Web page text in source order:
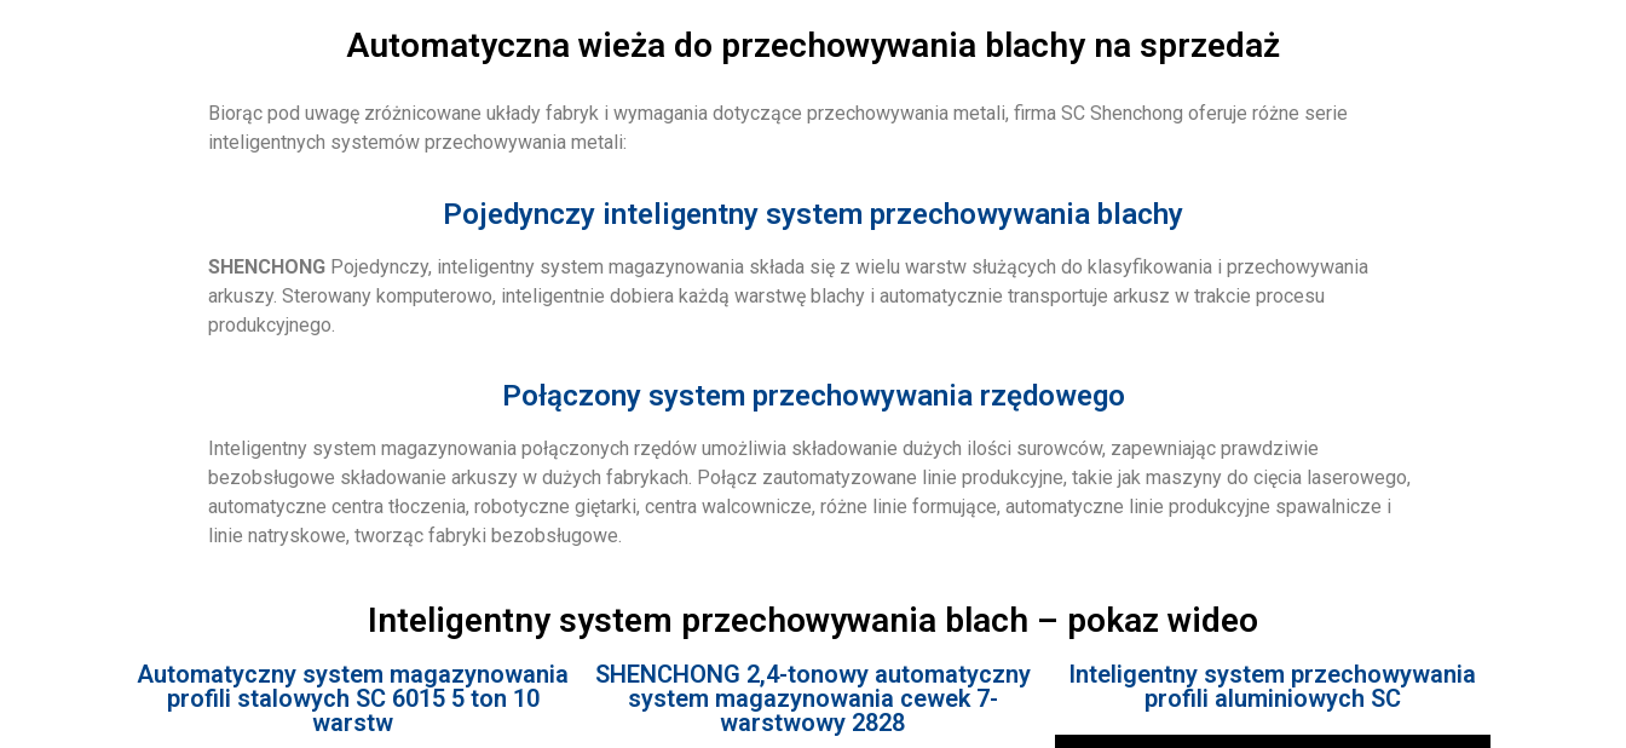
Automatyczna wieża do przechowywania blachy na sprzedaż
Biorąc pod uwagę zróżnicowane układy fabryk i wymagania dotyczące przechowywania metali, firma SC Shenchong oferuje różne serie
inteligentnych systemów przechowywania metali:
Pojedynczy inteligentny system przechowywania blachy
SHENCHONG Pojedynczy, inteligentny system magazynowania składa się z wielu warstw służących do klasyfikowania i przechowywania
arkuszy. Sterowany komputerowo, inteligentnie dobiera każdą warstwę blachy i automatycznie transportuje arkusz w trakcie procesu
produkcyjnego.
Połączony system przechowywania rzędowego
Inteligentny system magazynowania połączonych rzędów umożliwia składowanie dużych ilości surowców, zapewniając prawdziwie
bezobsługowe składowanie arkuszy w dużych fabrykach. Połącz zautomatyzowane linie produkcyjne, takie jak maszyny do cięcia laserowego,
automatyczne centra tłoczenia, robotyczne giętarki, centra walcownicze, różne linie formujące, automatyczne linie produkcyjne spawalnicze i
linie natryskowe, tworząc fabryki bezobsługowe.
Inteligentny system przechowywania blach – pokaz wideo
Automatyczny system magazynowania
profili stalowych SC 6015 5 ton 10
warstw
SHENCHONG 2,4-tonowy automatyczny
system magazynowania cewek 7-
warstwowy 2828
Inteligentny system przechowywania
profili aluminiowych SC